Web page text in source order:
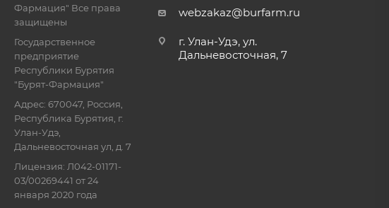
Фармация" Все права
защищены
Государственное
предприятие
Республики Бурятия
"Бурят-Фармация"
Адрес: 670047, Россия,
Республика Бурятия, г.
Улан-Удэ,
Дальневосточная ул, д. 7
Лицензия: Л042-01171-
03/00269441 от 24
января 2020 года
webzakaz@burfarm.ru
г. Улан-Удэ, ул.
Дальневосточная, 7